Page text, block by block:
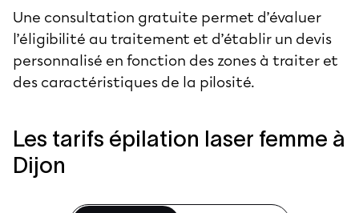
Une consultation gratuite permet d’évaluer
l’éligibilité au traitement et d’établir un devis
personnalisé en fonction des zones à traiter et
des caractéristiques de la pilosité.
Les tarifs épilation laser femme à
Dijon